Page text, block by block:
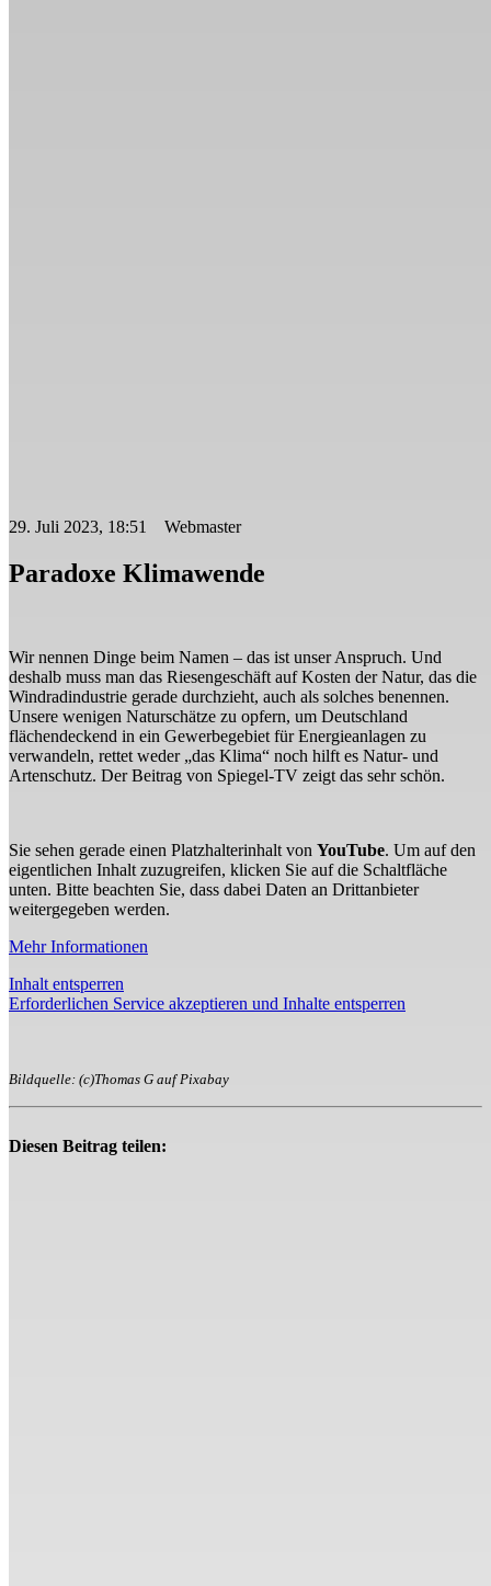
29. Juli 2023, 18:51 Webmaster
Paradoxe Klimawende
Wir nennen Dinge beim Namen – das ist unser Anspruch. Und
deshalb muss man das Riesengeschäft auf Kosten der Natur, das die
Windradindustrie gerade durchzieht, auch als solches benennen.
Unsere wenigen Naturschätze zu opfern, um Deutschland
flächendeckend in ein Gewerbegebiet für Energieanlagen zu
verwandeln, rettet weder „das Klima“ noch hilft es Natur- und
Artenschutz. Der Beitrag von Spiegel-TV zeigt das sehr schön.
Sie sehen gerade einen Platzhalterinhalt von YouTube. Um auf den
eigentlichen Inhalt zuzugreifen, klicken Sie auf die Schaltfläche
unten. Bitte beachten Sie, dass dabei Daten an Drittanbieter
weitergegeben werden.
Mehr Informationen
Inhalt entsperren
Erforderlichen Service akzeptieren und Inhalte entsperren
Bildquelle: (c)Thomas G auf Pixabay
Diesen Beitrag teilen: